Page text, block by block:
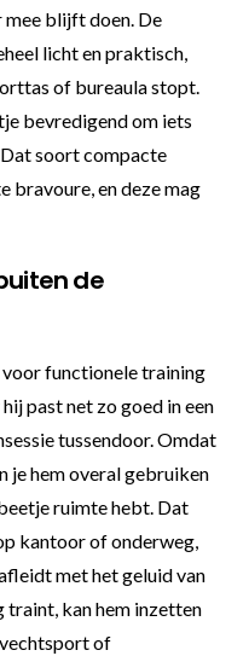
mee blijft doen. De
licht en praktisch,
of bureaula stopt.
bevredigend om iets
soort compacte
bravoure, en deze mag
de
functionele training
past net zo goed in een
tussendoor. Omdat
je hem overal gebruiken
ruimte hebt. Dat
kantoor of onderweg,
met het geluid van
traint, kan hem inzetten
of